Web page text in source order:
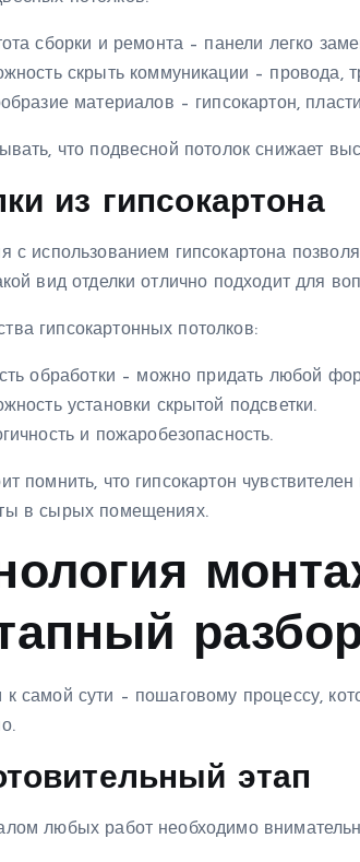
сборки и ремонта – панели легко
скрыть коммуникации – провода,
материалов – гипсокартон,
что подвесной потолок снижает
из гипсокартона
с использованием гипсокартона
вид отделки отлично подходит для
гипсокартонных потолков:
обработки – можно придать любой
установки скрытой подсветки.
и пожаробезопасность.
помнить, что гипсокартон
в сырых помещениях.
к самой сути – пошаговому процессу,
этап
любых работ необходимо